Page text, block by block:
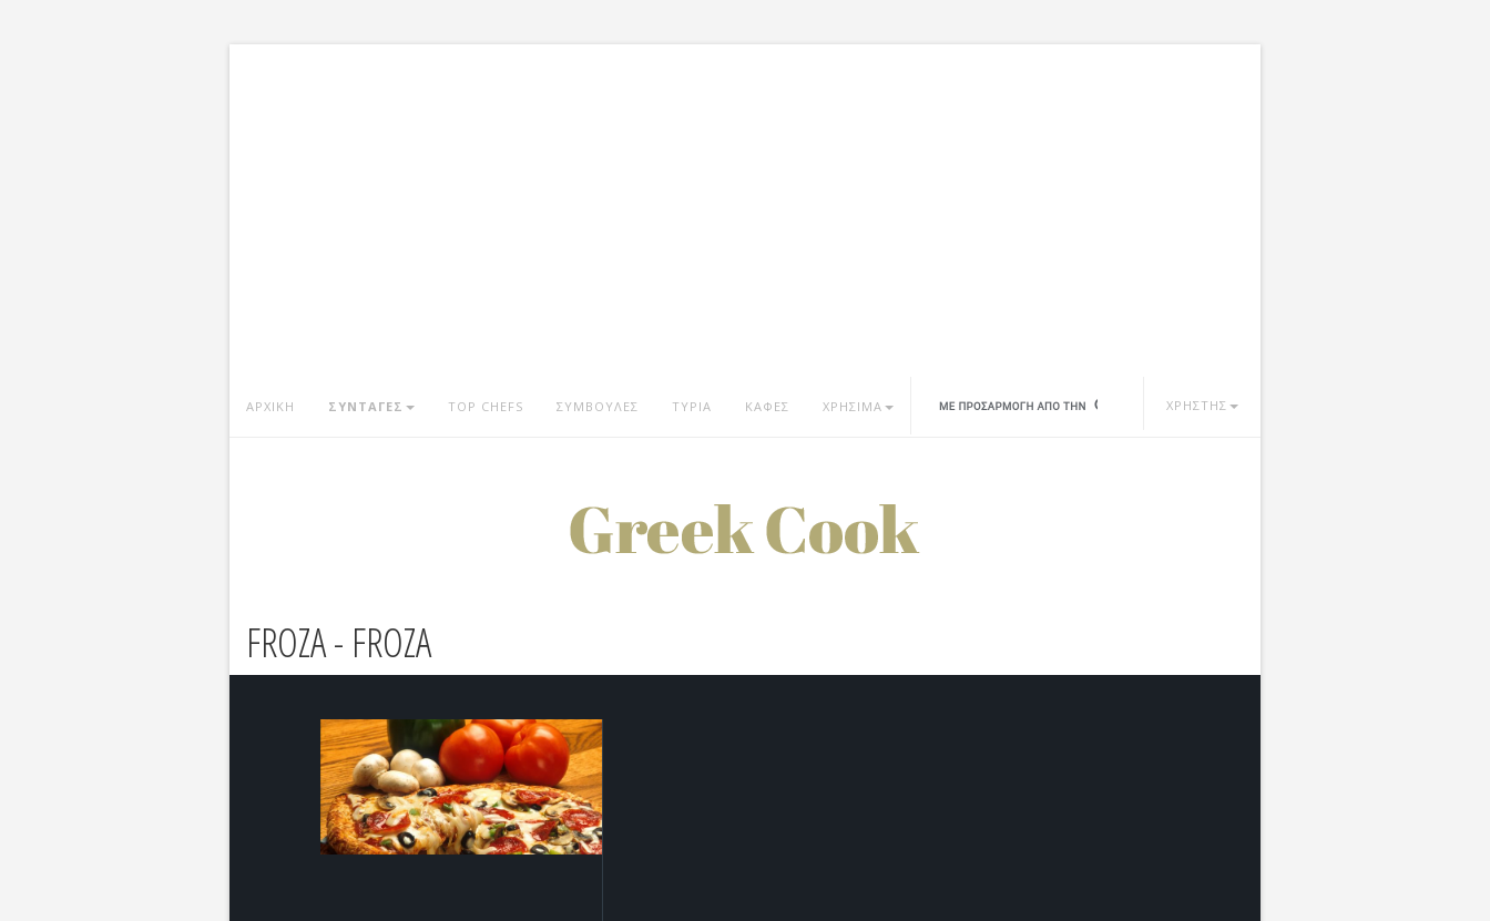
ΑΡΧΙΚΗ ΣΥΝΤΑΓΕΣ TOP CHEFS ΣΥΜΒΟΥΛΕΣ ΤΥΡΙΑ ΚΑΦΕΣ ΧΡΗΣΙΜΑ ΧΡΗΣΤΗΣ
FROZA - FROZA